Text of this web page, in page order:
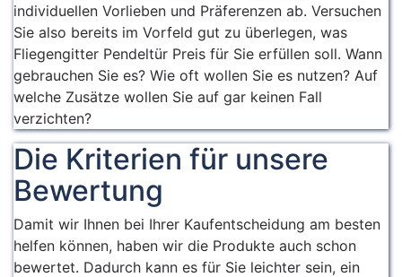
individuellen Vorlieben und Präferenzen ab. Versuchen
Sie also bereits im Vorfeld gut zu überlegen, was
Fliegengitter Pendeltür Preis für Sie erfüllen soll. Wann
gebrauchen Sie es? Wie oft wollen Sie es nutzen? Auf
welche Zusätze wollen Sie auf gar keinen Fall
verzichten?
Die Kriterien für unsere
Bewertung
Damit wir Ihnen bei Ihrer Kaufentscheidung am besten
helfen können, haben wir die Produkte auch schon
bewertet. Dadurch kann es für Sie leichter sein, ein